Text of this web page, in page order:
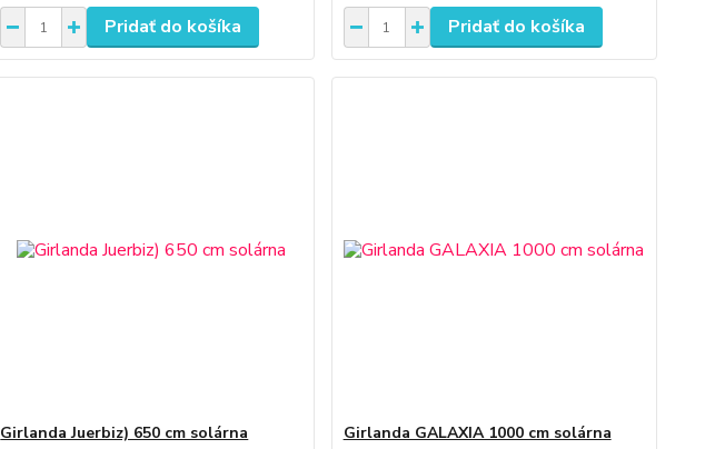
Pridať do košíka Pridať do košíka
Girlanda Juerbiz) 650 cm solárna Girlanda GALAXIA 1000 cm solárna